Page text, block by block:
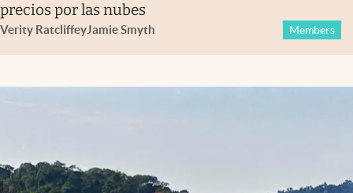
precios por las nubes
Verity RatcliffeyJamie Smyth Members